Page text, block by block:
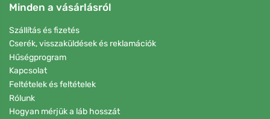
Minden a vásárlásról
Szállítás és fizetés
Cserék, visszaküldések és reklamációk
Hűségprogram
Kapcsolat
Feltételek és feltételek
Rólunk
Hogyan mérjük a láb hosszát